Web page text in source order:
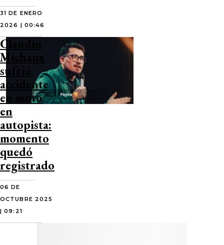
31 DE ENERO
2026 | 00:46
Claudio
Michaux
sufrió
accidente
en moto
en
autopista:
momento
quedó
registrado
06 DE
OCTUBRE 2025
| 09:21